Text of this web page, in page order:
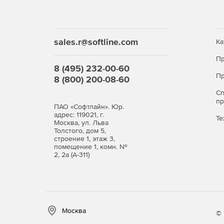
результата лучше воспользоваться виртуальной
Загрузка веб-проектов в 10 раз быстрее
За счет новых функций оптимизации веб-
раньше – с профессиональным оформлением на
Улучшенные возможности сопровождения
Теперь у пользователя больше творческой
изображений и звука. Это позволит создавать
sales.r@softline.com
8 (495) 232-00-60
8 (800) 200-08-60
ПАО «Софтлайн». Юр.
адрес: 119021, г.
Москва, ул. Льва
Толстого, дом 5,
строение 1, этаж 3,
помещение 1, комн. №
2, 2а (А-311)
Москва ©